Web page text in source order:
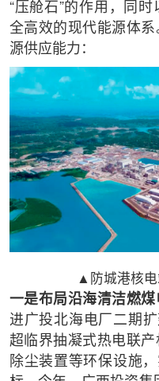
“压舱石”的作用，同
全高效的现代能源体
源供应能力：
▲防城港核电
一是布局沿海清洁燃煤
进广投北海电厂二期
超临界抽凝式热电联产
除尘装置等环保设施